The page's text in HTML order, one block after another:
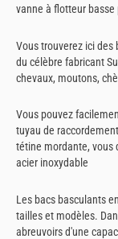
vanne à flotteur basse
Vous trouverez ici des
du célèbre fabricant
chevaux, moutons,
Vous pouvez
tuyau de
tétine mordante, vous
acier inoxydable
Les bacs basculants
tailles et modèles.
abreuvoirs d'une